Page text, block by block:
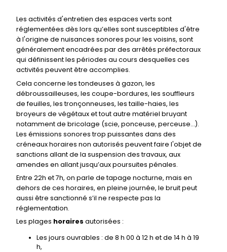
Les activités d'entretien des espaces verts sont
réglementées dès lors qu’elles sont susceptibles d'être
à l'origine de nuisances sonores pour les voisins, sont
généralement encadrées par des arrêtés préfectoraux
qui définissent les périodes au cours desquelles ces
activités peuvent être accomplies.
Cela concerne les tondeuses à gazon, les
débroussailleuses, les coupe-bordures, les souffleurs
de feuilles, les tronçonneuses, les taille-haies, les
broyeurs de végétaux et tout autre matériel bruyant
notamment de bricolage (scie, ponceuse, perceuse…).
Les émissions sonores trop puissantes dans des
créneaux horaires non autorisés peuvent faire l'objet de
sanctions allant de la suspension des travaux, aux
amendes en allant jusqu’aux poursuites pénales.
Entre 22h et 7h, on parle de tapage nocturne, mais en
dehors de ces horaires, en pleine journée, le bruit peut
aussi être sanctionné s’il ne respecte pas la
réglementation.
Les plages horaires autorisées :
Les jours ouvrables : de 8 h 00 à 12 h et de 14 h à 19
h,